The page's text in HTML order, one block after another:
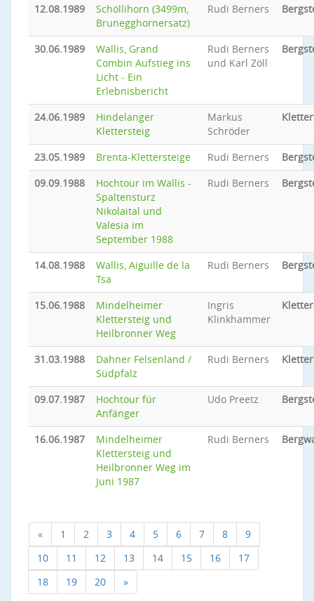
12.08.1989
Schöllihorn (3499m,
Brunegghornersatz)
Rudi Berners
30.06.1989
Wallis, Grand
Combin Aufstieg ins
Licht - Ein
Erlebnisbericht
Rudi Berners
und Karl Zöll
24.06.1989
Hindelanger
Klettersteig
Markus
Schröder
23.05.1989 Brenta-Klettersteige Rudi Berners
09.09.1988
Hochtour im Wallis -
Spaltensturz
Nikolaital und
Valesia im
September 1988
Rudi Berners
14.08.1988
Wallis, Aiguille de la
Tsa
Rudi Berners
15.06.1988
Mindelheimer
Klettersteig und
Heilbronner Weg
Ingris
Klinkhammer
31.03.1988
Dahner Felsenland /
Südpfalz
Rudi Berners
09.07.1987
Hochtour für
Anfänger
Udo Preetz
16.06.1987
Mindelheimer
Klettersteig und
Heilbronner Weg im
Juni 1987
Rudi Berners
« 1 2 3 4 5 6 7 8
9
10
11 12 13 14 15 16
17
18
19 20 »